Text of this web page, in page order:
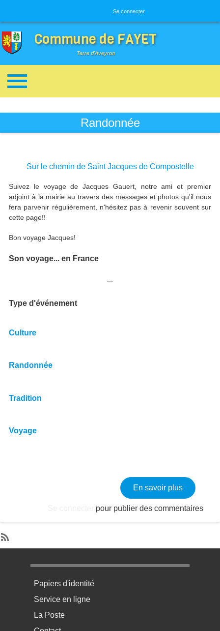
Se connecter
Commune de FAYET
Terre d'Aveyron
Randonnée
Sur le chemin de Saint Jacques de Compostelle
Suivez le voyage de Jacques Gauert, notre ami et premier
adjoint à la mairie au travers des messages et photos qu'il nous
fera parvenir régulièrement, n'hésitez pas à revenir souvent sur
cette page!!
Bon voyage Jacques!
Son voyage... en France
...
Type d'événement
Culture
Randonnée
Tradition
Voyage
En savoir plussur Sur le
pour publier des commentaires
SubscribeS'abonner à Randonnée
Menu pratique bas de page 1
Papiers d'identité
Service en ligne
La Poste